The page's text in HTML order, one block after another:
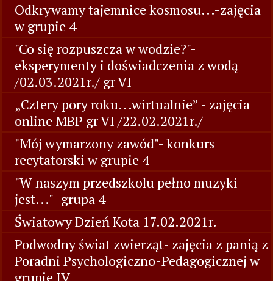
Odkrywamy tajemnice kosmosu...-zajęcia
w grupie 4
"Co się rozpuszcza w wodzie?"-
eksperymenty i doświadczenia z wodą
/02.03.2021r./ gr VI
„Cztery pory roku...wirtualnie” - zajęcia
online MBP gr VI /22.02.2021r./
"Mój wymarzony zawód"- konkurs
recytatorski w grupie 4
"W naszym przedszkolu pełno muzyki
jest..."- grupa 4
Światowy Dzień Kota 17.02.2021r.
Podwodny świat zwierząt- zajęcia z panią z
Poradni Psychologiczno-Pedagogicznej w
grupie IV